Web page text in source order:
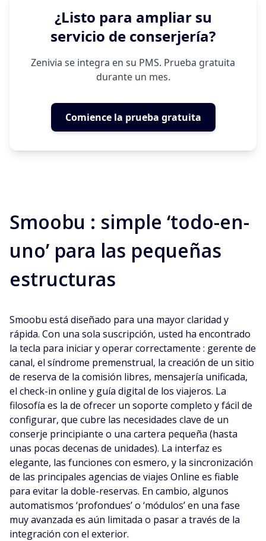
¿Listo para ampliar su
servicio de conserjería?
Zenivia se integra en su PMS. Prueba gratuita
durante un mes.
Comience la prueba gratuita
Smoobu : simple ‘todo-en-
uno’ para las pequeñas
estructuras
Smoobu está diseñado para una mayor claridad y
rápida. Con una sola suscripción, usted ha encontrado
la tecla para iniciar y operar correctamente : gerente de
canal, el síndrome premenstrual, la creación de un sitio
de reserva de la comisión libres, mensajería unificada,
el check-in online y guía digital de los viajeros. La
filosofía es la de ofrecer un soporte completo y fácil de
configurar, que cubre las necesidades clave de un
conserje principiante o una cartera pequeña (hasta
unas pocas decenas de unidades). La interfaz es
elegante, las funciones con esmero, y la sincronización
de las principales agencias de viajes Online es fiable
para evitar la doble-reservas. En cambio, algunos
automatismos ‘profondues’ o ‘módulos’ en una fase
muy avanzada es aún limitada o pasar a través de la
integración con el exterior.